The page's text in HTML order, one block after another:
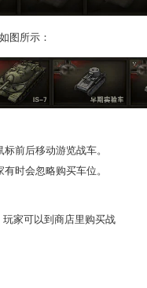
图所示：
前后移动游览战车。
时会忽略购买车位。
家可以到商店里购买战